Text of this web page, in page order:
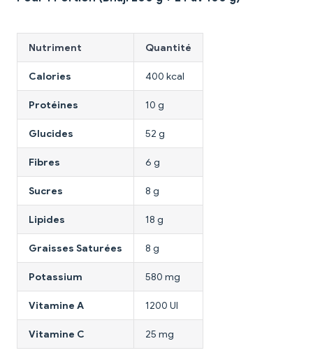
Nutriment Quantité
Calories 400 kcal
Protéines 10 g
Glucides 52 g
Fibres 6 g
Sucres 8 g
Lipides 18 g
Graisses Saturées 8 g
Potassium 580 mg
Vitamine A 1200 UI
Vitamine C 25 mg